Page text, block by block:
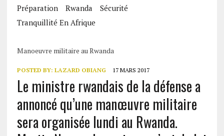
Préparation
Rwanda
Sécurité
Tranquillité En Afrique
Manoeuvre militaire au Rwanda
POSTED BY: LAZARD OBIANG 17 MARS 2017
Le ministre rwandais de la défense a
annoncé qu’une manœuvre militaire
sera organisée lundi au Rwanda.